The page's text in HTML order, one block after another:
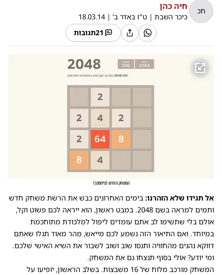
חכ חיה כהן
כיכר השבת | ט"ז באדר ב' |
18.03.14
21תגובות
המשחק החדש (צילומסך)
אל תגידו שלא הזהרנו: בימים האחרונים כבש את הרשת משחק חדש
ותמים למראה בשם 2048. במבט ראשון, הוא ייראה לכם פשוט וקל,
אולם בלי שתשימו לב אתם עומדים ליפול למלכודת מתוחכמת
במיוחד. ואם התיאור הזה נשמע לכם מייאש, מהר מאוד תגלו שאתם
דווקא נהנים מהחוויה ותנסו שוב ושוב לשבור את השיא האישי שלכם.
ומי יודע? אולי בסוף תנצחו גם את המשחק.
המשחק מורכב מלוח של 16 משבצות. בשלב הראשון, יופיעו על